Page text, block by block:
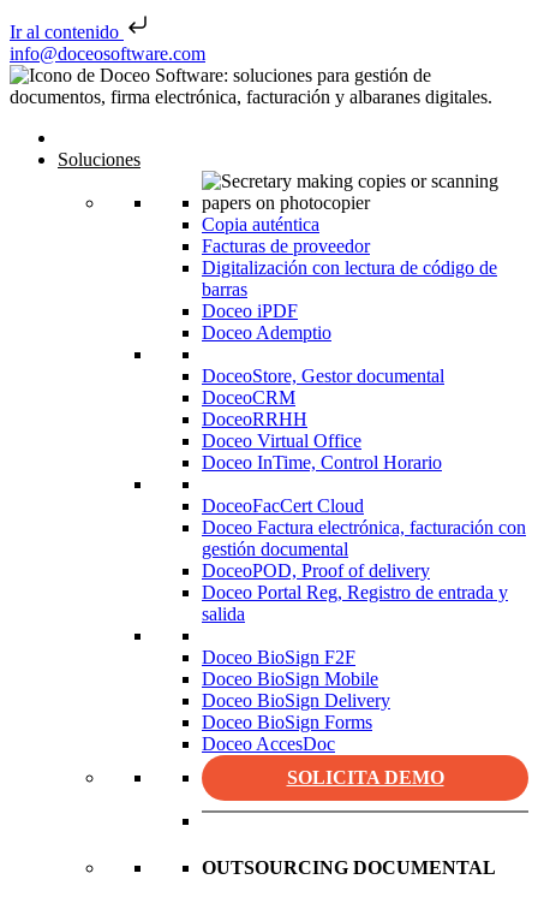
Ir al contenido
Saltar al contenido
info@doceosoftware.com
Soluciones
Copia auténtica
Facturas de proveedor
Digitalización con lectura de código de
barras
Doceo iPDF
Doceo Ademptio
DoceoStore, Gestor documental
DoceoCRM
DoceoRRHH
Doceo Virtual Office
Doceo InTime, Control Horario
DoceoFacCert Cloud
Doceo Factura electrónica, facturación con
gestión documental
DoceoPOD, Proof of delivery
Doceo Portal Reg, Registro de entrada y
salida
Doceo BioSign F2F
Doceo BioSign Mobile
Doceo BioSign Delivery
Doceo BioSign Forms
Doceo AccesDoc
SOLICITA DEMO
OUTSOURCING DOCUMENTAL